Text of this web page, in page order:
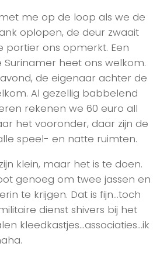
me op de loop als we de
oplopen, de deur zwaait
portier ons opmerkt. Een
heet ons welkom.
de eigenaar achter de
Al gezellig babbelend
rekenen we 60 euro all
het vooronder, daar zijn de
speel- en natte ruimten.
klein, maar het is te doen.
genoeg om twee jassen en
te krijgen. Dat is fijn…toch
dienst shivers bij het
kleedkastjes…associaties…ik